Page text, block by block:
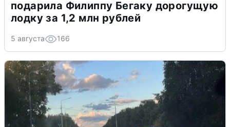
подарила Филиппу Бегаку дорогущую
лодку за 1,2 млн рублей
5 августа 166